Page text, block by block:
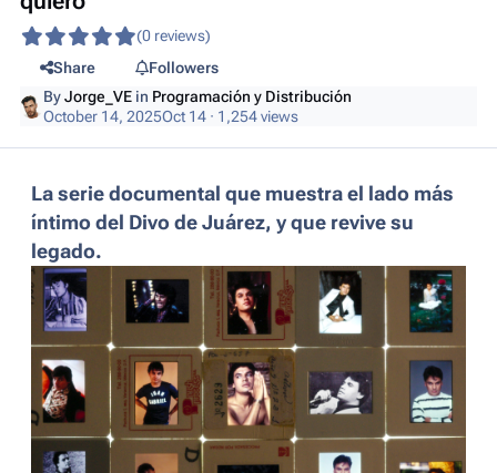
(0 reviews)
Share
Followers
ByJorge_VE in Programación y Distribución
October 14, 2025Oct 14 · 1,254 views
La serie documental que muestra el lado más
íntimo del Divo de Juárez, y que revive su
legado.